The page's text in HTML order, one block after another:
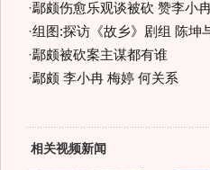
·鄢颇伤愈乐观谈被砍 赞李小
·组图:探访《故乡》剧组 陈坤
·鄢颇被砍案主谋都有谁
·鄢颇 李小冉 梅婷 何关系
相关视频新闻